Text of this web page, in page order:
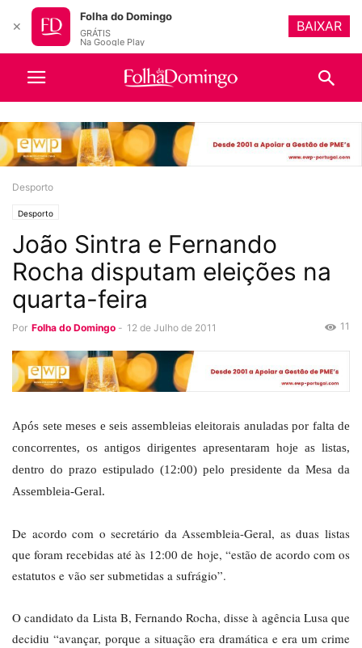
Desporto
Desporto
João Sintra e Fernando
Rocha disputam eleições na
quarta-feira
Por Folha do Domingo - 12 de Julho de 2011 11
Após sete meses e seis assembleias eleitorais anuladas por falta de
concorrentes, os antigos dirigentes apresentaram hoje as listas,
dentro do prazo estipulado (12:00) pelo presidente da Mesa da
Assembleia-Geral.
De acordo com o secretário da Assembleia-Geral, as duas listas
que foram recebidas até às 12:00 de hoje, “estão de acordo com os
estatutos e vão ser submetidas a sufrágio”.
O candidato da Lista B, Fernando Rocha, disse à agência Lusa que
decidiu “avançar, porque a situação era dramática e era um crime
✕
Folha do Domingo
GRÁTIS
Na Google Play
BAIXAR